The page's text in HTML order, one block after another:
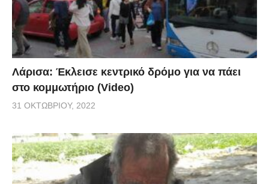
Λάρισα: Έκλεισε κεντρικό δρόμο για να πάει
στο κομμωτήριο (Video)
31 ΟΚΤΩΒΡΊΟΥ, 2022